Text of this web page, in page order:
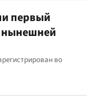
первый
нынешней
во